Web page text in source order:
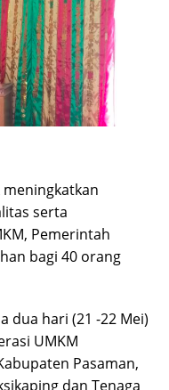
serta
Pemerintah
bagi 40 orang
dua hari (21 -22 Mei)
UMKM
Pasaman,
dan Tenaga